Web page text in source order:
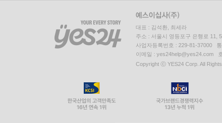
대표 : 김석환, 최세라
주소 : 서울시 영등포구 은행로 11,
사업자등록번호 : 229-81-37000
이메일 : yes24help@yes24.com
Copyright ⓒ YES24 Corp. All